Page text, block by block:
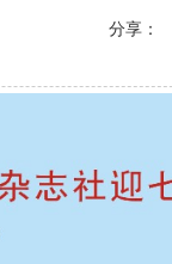
分享：